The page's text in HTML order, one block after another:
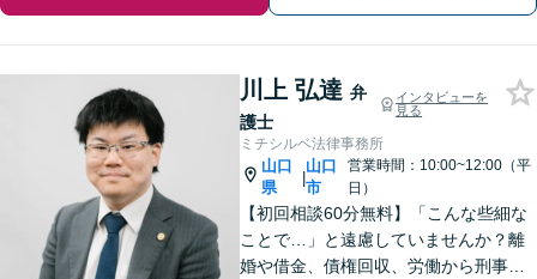
川上 弘達 弁
護士
インタビューを
見る
ミチシルベ法律事務所
山口
県
|
山口
市
営業時間：10:00~12:00（平
日）
【初回相談60分無料】「こんな些細な
ことで…」と遠慮していませんか？離
婚や借金、債権回収、労働から刑事事